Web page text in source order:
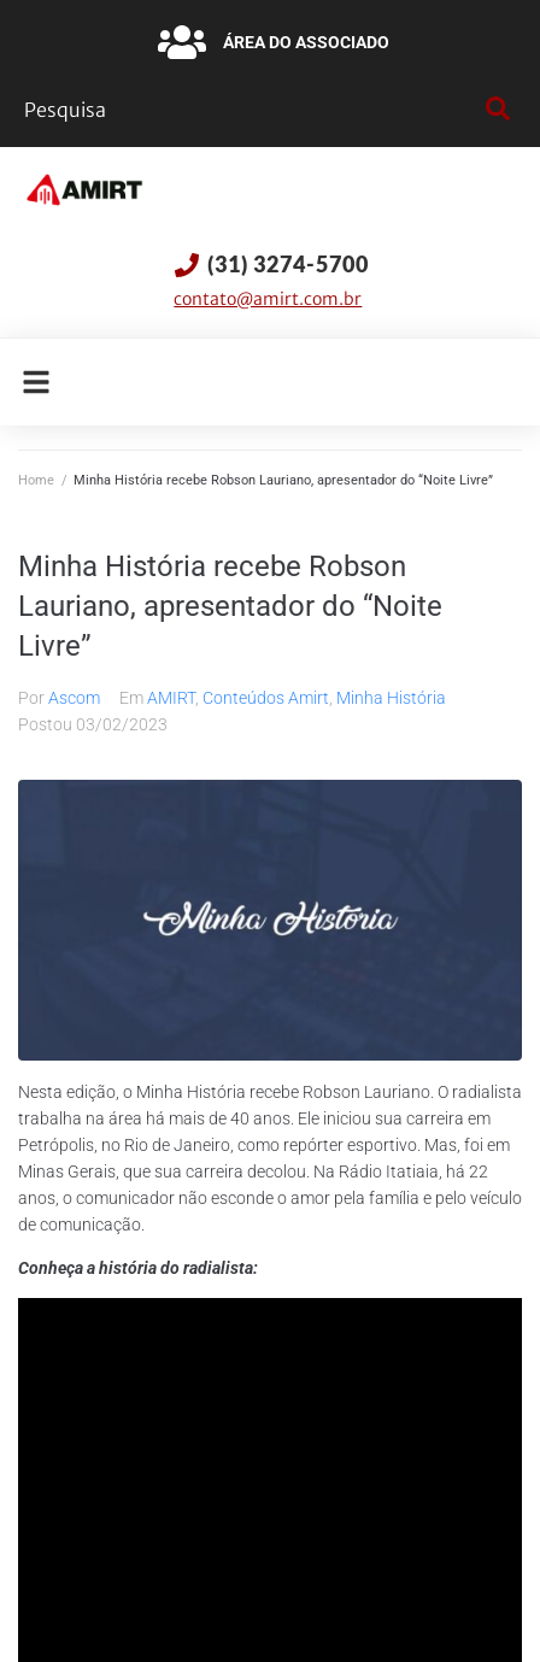
ÁREA DO ASSOCIADO
(31) 3274-5700
contato@amirt.com.br
Home / Minha História recebe Robson Lauriano, apresentador do “Noite Livre”
Minha História recebe Robson
Lauriano, apresentador do “Noite
Livre”
PorAscom EmAMIRT, Conteúdos Amirt Minha História
Postou 03/02/2023
Nesta edição, o Minha História recebe Robson Lauriano. O radialista
trabalha na área há mais de 40 anos. Ele iniciou sua carreira em
Petrópolis, no Rio de Janeiro, como repórter esportivo. Mas, foi em
Minas Gerais, que sua carreira decolou. Na Rádio Itatiaia, há 22
anos, o comunicador não esconde o amor pela família e pelo veículo
de comunicação.
Conheça a história do radialista: